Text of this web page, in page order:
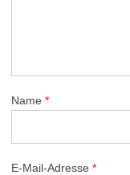
Name *
E-Mail-Adresse *